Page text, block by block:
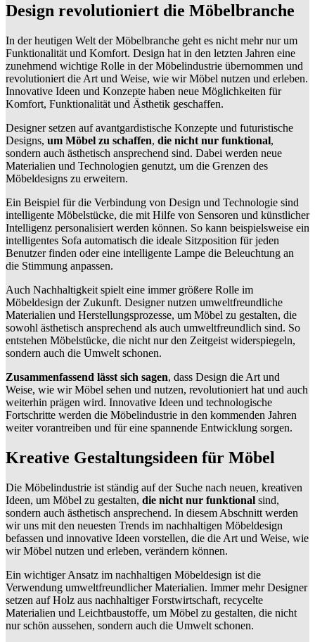
Design revolutioniert die Möbelbranche
In der heutigen Welt der Möbelbranche geht es nicht mehr nur um
Funktionalität und Komfort. Design hat in den letzten Jahren eine
zunehmend wichtige Rolle in der Möbelindustrie übernommen und
revolutioniert die Art und Weise, wie wir Möbel nutzen und erleben.
Innovative Ideen und Konzepte haben neue Möglichkeiten für
Komfort, Funktionalität und Ästhetik geschaffen.
Designer setzen auf avantgardistische Konzepte und futuristische
Designs, um Möbel zu schaffen, die nicht nur funktional,
sondern auch ästhetisch ansprechend sind. Dabei werden neue
Materialien und Technologien genutzt, um die Grenzen des
Möbeldesigns zu erweitern.
Ein Beispiel für die Verbindung von Design und Technologie sind
intelligente Möbelstücke, die mit Hilfe von Sensoren und künstlicher
Intelligenz personalisiert werden können. So kann beispielsweise ein
intelligentes Sofa automatisch die ideale Sitzposition für jeden
Benutzer finden oder eine intelligente Lampe die Beleuchtung an
die Stimmung anpassen.
Auch Nachhaltigkeit spielt eine immer größere Rolle im
Möbeldesign der Zukunft. Designer nutzen umweltfreundliche
Materialien und Herstellungsprozesse, um Möbel zu gestalten, die
sowohl ästhetisch ansprechend als auch umweltfreundlich sind. So
entstehen Möbelstücke, die nicht nur den Zeitgeist widerspiegeln,
sondern auch die Umwelt schonen.
Zusammenfassend lässt sich sagen, dass Design die Art und
Weise, wie wir Möbel sehen und nutzen, revolutioniert hat und auch
weiterhin prägen wird. Innovative Ideen und technologische
Fortschritte werden die Möbelindustrie in den kommenden Jahren
weiter vorantreiben und für eine spannende Entwicklung sorgen.
Kreative Gestaltungsideen für Möbel
Die Möbelindustrie ist ständig auf der Suche nach neuen, kreativen
Ideen, um Möbel zu gestalten, die nicht nur funktional sind,
sondern auch ästhetisch ansprechend. In diesem Abschnitt werden
wir uns mit den neuesten Trends im nachhaltigen Möbeldesign
befassen und innovative Ideen vorstellen, die die Art und Weise, wie
wir Möbel nutzen und erleben, verändern können.
Ein wichtiger Ansatz im nachhaltigen Möbeldesign ist die
Verwendung umweltfreundlicher Materialien. Immer mehr Designer
setzen auf Holz aus nachhaltiger Forstwirtschaft, recycelte
Materialien und Leichtbaustoffe, um Möbel zu gestalten, die nicht
nur schön aussehen, sondern auch die Umwelt schonen.